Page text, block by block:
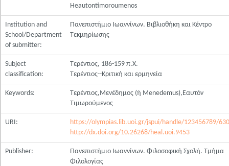
Heautontimoroumenos
Institution and
School/Department
of submitter:
Πανεπιστήμιο Ιωαννίνων. Βιβλιοθήκη και Κέντρο
Τεκμηρίωσης
Subject
classification:
Τερέντιος, 186-159 π.Χ.
Τερέντιος--Κριτική και ερμηνεία
Keywords:
Τερέντιος,Μενέδημος (ή Menedemus),Εαυτόν
Τιμωρούμενος
URI:
https://olympias.lib.uoi.gr/jspui/handle/123456789/
http://dx.doi.org/10.26268/heal.uoi.9453
Publisher:
Πανεπιστήμιο Ιωαννίνων. Φιλοσοφική Σχολή. Τμήμα
Φιλολογίας